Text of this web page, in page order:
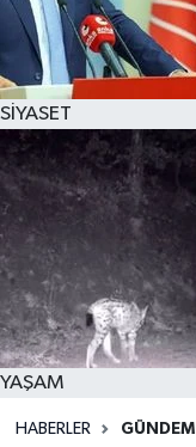
SİYASET
YAŞAM
HABERLER GÜNDEM